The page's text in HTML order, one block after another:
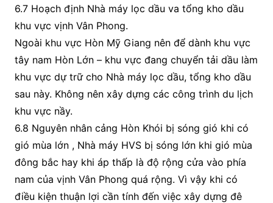
6.7 Hoạch định Nhà máy lọc dầu va tổng kho dầu
khu vực vịnh Vân Phong.
Ngoài khu vực Hòn Mỹ Giang nên để dành khu vực
tây nam Hòn Lớn – khu vực đang chuyển tải dầu làm
khu vực dự trữ cho Nhà máy lọc dầu, tổng kho dầu
sau này. Không nên xây dựng các công trình du lịch
khu vực nầy.
6.8 Nguyên nhân cảng Hòn Khói bị sóng gió khi có
gió mùa lớn , Nhà máy HVS bị sóng lớn khi gió mùa
đông bắc hay khi áp thấp là độ rộng cửa vào phía
nam của vịnh Vân Phong quá rộng. Vì vậy khi có
điều kiện thuận lợi cần tính đến việc xây dựng đê